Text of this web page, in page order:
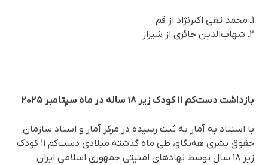
۱ـ محمد تقی اکبرنژاد از قم
۲ـ شهاب‌الدین حائری از شیراز
بازداشت دست‌کم ۱۱ کودک زیر ۱۸ ساله در ماه سپتامبر ۲۰۲۵
با استناد به آمار به ثبت رسیده در مرکز آمار و اسناد سازمان
حقوق بشری هه‌نگاو، طی ماه گذشته میلادی دست‌کم ۱۱ کودک
زیر ۱۸ سال توسط نهادهای امنیتی جمهوری اسلامی ایران